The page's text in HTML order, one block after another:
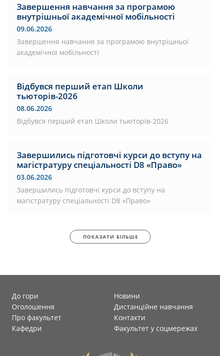
Завершення навчання за програмою
внутрішньої академічної мобільності
09.06.2026
Завершення навчання за програмою внутрішньої
академічної мобільності
Відбувся перший етап Школи
тьюторів-2026
08.06.2026
Відбувся перший етап Школи тьюторів-2026
Завершились підготовчі курси до вступу на
магістратуру спеціальності D8 «Право»
03.06.2026
Завершились підготовчі курси до вступу на
магістратуру спеціальності D8 «Право»
ПОКАЗАТИ БІЛЬШЕ
До гори
Новини
Оголошення
Дистанційне навчання
Про факультет
Контакти
Кафедри
Факультет у соцмережах